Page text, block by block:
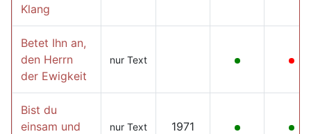
Klang
Betet Ihn an,
den Herrn
der Ewigkeit
nur Text
Bist du
einsam und
nur Text 1971